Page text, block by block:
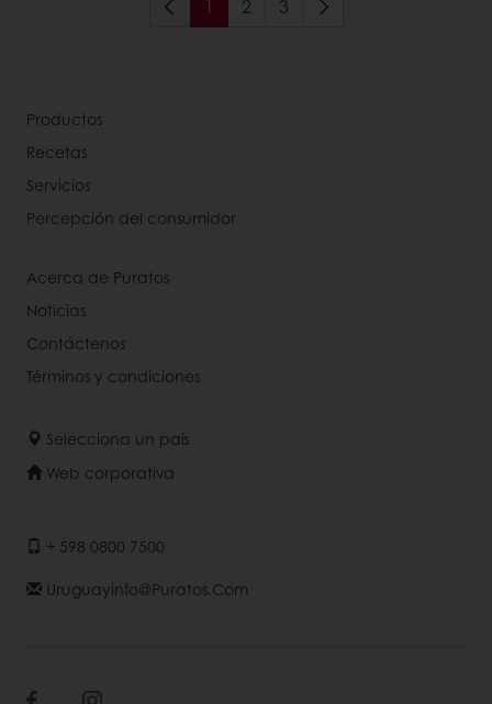
1 2 3
Productos
Recetas
Servicios
Percepción del consumidor
Acerca de Puratos
Noticias
Contáctenos
Términos y condiciones
Selecciona un país
Web corporativa
+ 598 0800 7500
Uruguayinfo@puratos.com